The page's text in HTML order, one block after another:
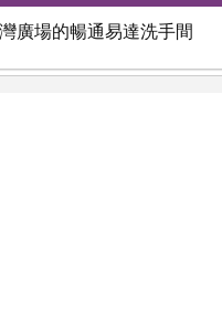
廣場的暢通易達洗手間